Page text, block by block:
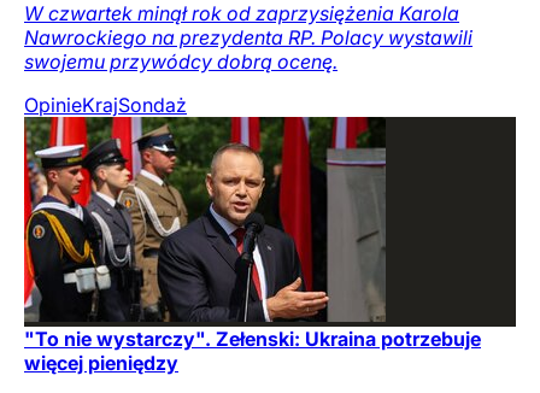
W czwartek minął rok od zaprzysiężenia Karola
Nawrockiego na prezydenta RP. Polacy wystawili
swojemu przywódcy dobrą ocenę.
OpinieKrajSondaż
"To nie wystarczy". Zełenski: Ukraina potrzebuje
więcej pieniędzy